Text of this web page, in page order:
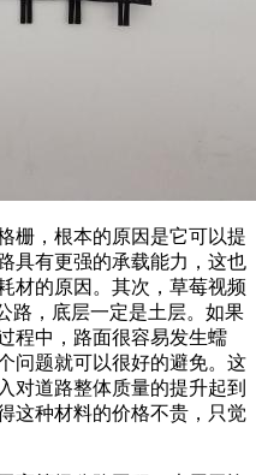
，根本的原因是它可以提
路具有更强的承载能力，这也
因。其次，草莓视频
，底层一定是土层。如果
中，路面很容易发生蠕
个问题就可以很好的避免。这
引入对道路整体质量的提升起到
这种材料的价格不贵，只觉